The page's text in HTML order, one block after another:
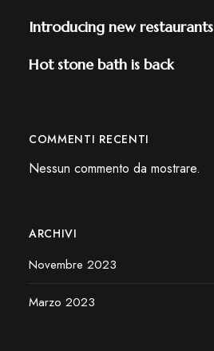
Introducing new restaurants
Hot stone bath is back
COMMENTI RECENTI
Nessun commento da mostrare.
ARCHIVI
Novembre 2023
Marzo 2023